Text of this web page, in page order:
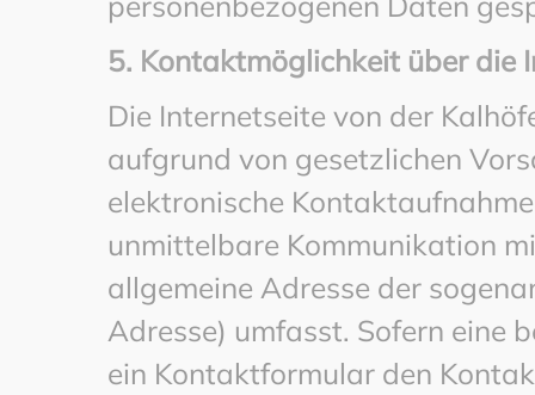
5. Kontaktmöglichkeit über die
Die Internetseite von der
aufgrund von gesetzlichen
elektronische
unmittelbare Kommunikation
allgemeine Adresse der
Adresse) umfasst. Sofern eine
ein Kontaktformular den